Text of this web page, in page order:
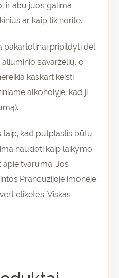
ir abu juos galima
ar kaip tik norite.
pakartotinai pripildyti dėl
sąvaržėlių, o
kaskart keisti
alkoholyje, kad ji
kad putplastis būtų
naudoti kaip laikymo
apie tvarumą. Jos
Prancūzijoje įmonėje,
etiketes. Viskas